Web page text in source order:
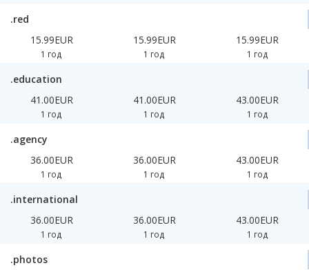
.red
15.99EUR
1 год
15.99EUR
1 год
15.99EUR
1 год
.education
41.00EUR
1 год
41.00EUR
1 год
43.00EUR
1 год
.agency
36.00EUR
1 год
36.00EUR
1 год
43.00EUR
1 год
.international
36.00EUR
1 год
36.00EUR
1 год
43.00EUR
1 год
.photos